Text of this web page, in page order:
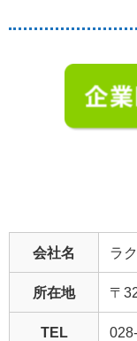
会社名 ラ
所在地 〒
TEL